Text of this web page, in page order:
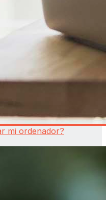
mi ordenador?